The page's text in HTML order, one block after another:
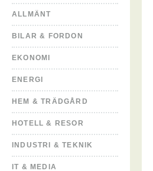
ALLMÄNT
BILAR & FORDON
EKONOMI
ENERGI
HEM & TRÄDGÅRD
HOTELL & RESOR
INDUSTRI & TEKNIK
IT & MEDIA